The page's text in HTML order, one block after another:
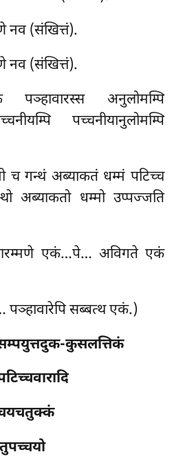
नव (संखित्तं).
नव (संखित्तं).
पञ्हावारस्स अनुलोमम्पि
पच्चनीयानुलोमम्पि
च गन्थं अब्याकतं धम्मं पटिच्च
अब्याकतो धम्मो उप्पज्जति
एकं…पे… अविगते एकं
सब्बत्थ एकं.)
कुसलत्तिकं